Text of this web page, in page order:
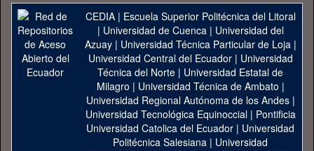
CEDIA| Escuela Superior Politécnica del Litoral
| Universidad de Cuenca| Universidad del
Azuay| Universidad Técnica Particular de Loja|
Universidad Central del Ecuador| Universidad
Técnica del Norte | Universidad Estatal de
Milagro | Universidad Técnica de Ambato |
Universidad Regional Autónoma de los Andes|
Universidad Tecnológica Equinoccial| Pontificia
Universidad Catolica del Ecuador | Universidad
Politécnica Salesiana | Universidad